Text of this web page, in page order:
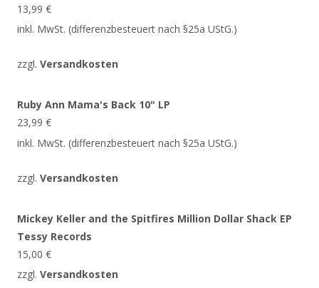
13,99 €
inkl. MwSt. (differenzbesteuert nach §25a UStG.)
zzgl. Versandkosten
Ruby Ann Mama's Back 10" LP
23,99 €
inkl. MwSt. (differenzbesteuert nach §25a UStG.)
zzgl. Versandkosten
Mickey Keller and the Spitfires Million Dollar Shack EP
Tessy Records
15,00 €
zzgl. Versandkosten